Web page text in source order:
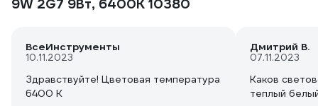
9W 2G7 9Вт, 6400K 10380
ВсеИнструменты
10.11.2023
Здравствуйте! Цветовая температура
6400 К
Дмитрий В.
07.11.2023
Каков
теплый